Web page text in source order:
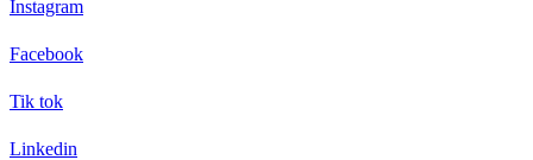
Instagram
Facebook
Tik tok
Linkedin